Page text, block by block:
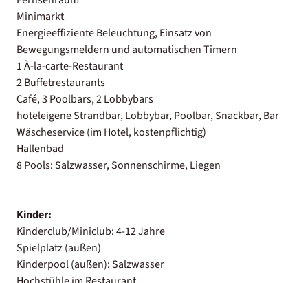
Minimarkt
Energieeffiziente Beleuchtung, Einsatz von
Bewegungsmeldern und automatischen Timern
1 À-la-carte-Restaurant
2 Buffetrestaurants
Café, 3 Poolbars, 2 Lobbybars
hoteleigene Strandbar, Lobbybar, Poolbar, Snackbar, Bar
Wäscheservice (im Hotel, kostenpflichtig)
Hallenbad
8 Pools: Salzwasser, Sonnenschirme, Liegen
Kinder:
Kinderclub/Miniclub: 4-12 Jahre
Spielplatz (außen)
Kinderpool (außen): Salzwasser